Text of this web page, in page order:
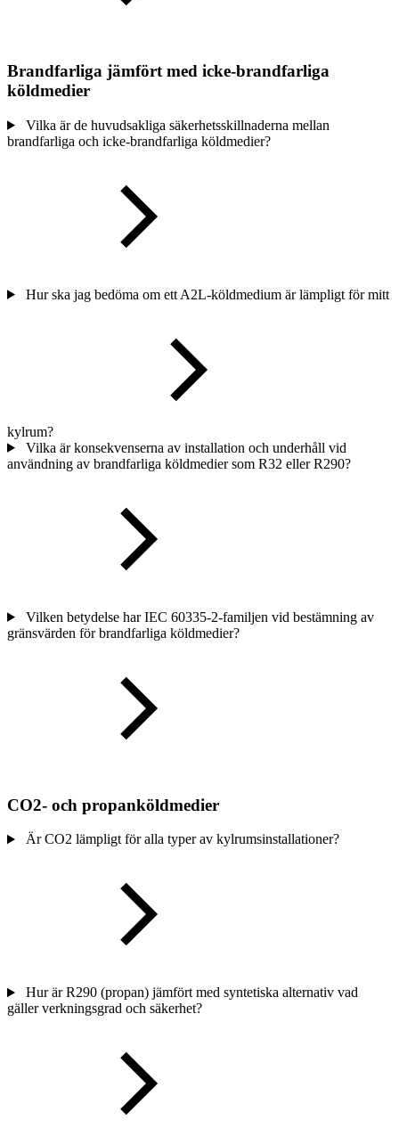
Brandfarliga jämfört med icke-brandfarliga
köldmedier
Vilka är de huvudsakliga säkerhetsskillnaderna mellan
brandfarliga och icke-brandfarliga köldmedier?
Hur ska jag bedöma om ett A2L-köldmedium är lämpligt för mitt
kylrum?
Vilka är konsekvenserna av installation och underhåll vid
användning av brandfarliga köldmedier som R32 eller R290?
Vilken betydelse har IEC 60335-2-familjen vid bestämning av
gränsvärden för brandfarliga köldmedier?
CO2- och propanköldmedier
Är CO2 lämpligt för alla typer av kylrumsinstallationer?
Hur är R290 (propan) jämfört med syntetiska alternativ vad
gäller verkningsgrad och säkerhet?